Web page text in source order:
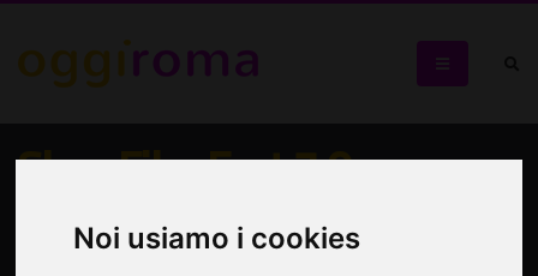
Noi usiamo i cookies
Slow Film Fest 7.0
Un festival con uno sguardo di genere